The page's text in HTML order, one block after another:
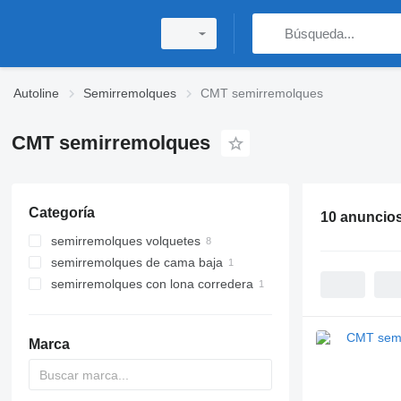
Autoline Semirremolques CMT semirremolques
CMT semirremolques
Categoría
semirremolques volquetes
semirremolques de cama baja
semirremolques con lona corredera
Marca
10